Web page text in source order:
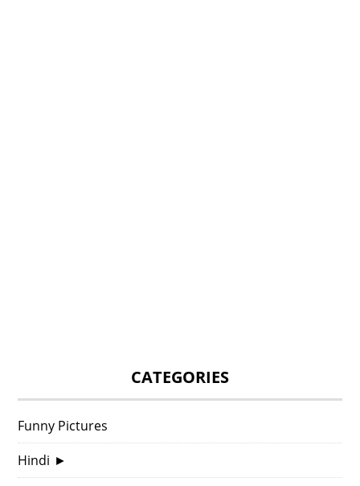
CATEGORIES
Funny Pictures
Hindi ►